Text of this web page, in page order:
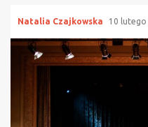
Natalia Czajkowska 10 lutego